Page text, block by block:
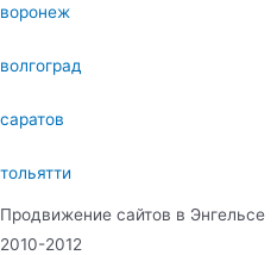
воронеж
волгоград
саратов
тольятти
Продвижение сайтов в Энгельсе
2010-2012